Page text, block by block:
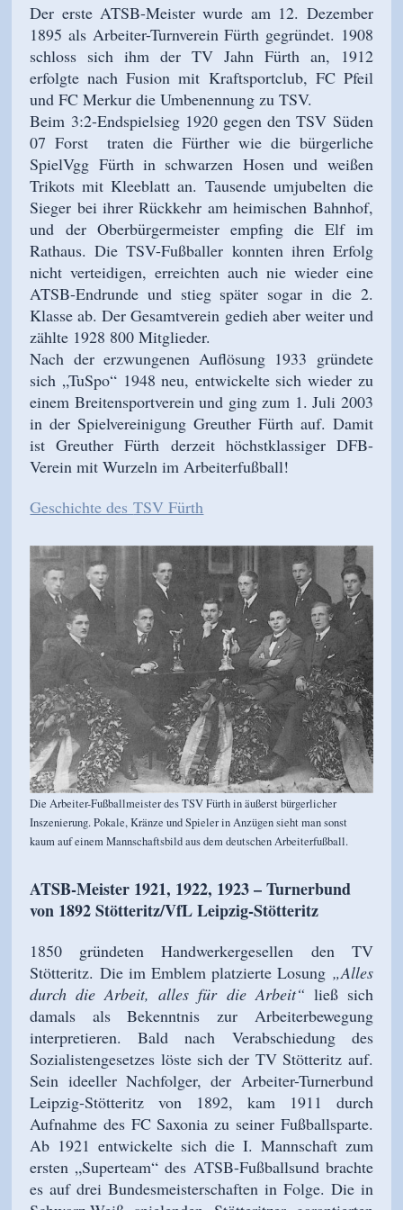
Der erste ATSB-Meister wurde am 12. Dezember
1895 als Arbeiter-Turnverein Fürth gegründet. 1908
schloss sich ihm der TV Jahn Fürth an, 1912
erfolgte nach Fusion mit Kraftsportclub, FC Pfeil
und FC Merkur die Umbenennung zu TSV.
Beim 3:2-Endspielsieg 1920 gegen den TSV Süden
07 Forst traten die Fürther wie die bürgerliche
SpielVgg Fürth in schwarzen Hosen und weißen
Trikots mit Kleeblatt an. Tausende umjubelten die
Sieger bei ihrer Rückkehr am heimischen Bahnhof,
und der Oberbürgermeister empfing die Elf im
Rathaus. Die TSV-Fußballer konnten ihren Erfolg
nicht verteidigen, erreichten auch nie wieder eine
ATSB-Endrunde und stieg später sogar in die 2.
Klasse ab. Der Gesamtverein gedieh aber weiter und
zählte 1928 800 Mitglieder.
Nach der erzwungenen Auflösung 1933 gründete
sich „TuSpo“ 1948 neu, entwickelte sich wieder zu
einem Breitensportverein und ging zum 1. Juli 2003
in der Spielvereinigung Greuther Fürth auf. Damit
ist Greuther Fürth derzeit höchstklassiger DFB-
Verein mit Wurzeln im Arbeiterfußball!
Geschichte desTSV Fürth
Die Arbeiter-Fußballmeister des TSV Fürth in äußerst bürgerlicher
Inszenierung. Pokale, Kränze und Spieler in Anzügen sieht man sonst
kaum auf einem Mannschaftsbild aus dem deutschen Arbeiterfußball.
ATSB-Meister 1921, 1922, 1923 – Turnerbund
von 1892 Stötteritz/VfL Leipzig-Stötteritz
1850 gründeten Handwerkergesellen den TV
Stötteritz. Die im Emblem platzierte Losung „Alles
durch die Arbeit, alles für die Arbeit“ ließ sich
damals als Bekenntnis zur Arbeiterbewegung
interpretieren. Bald nach Verabschiedung des
Sozialistengesetzes löste sich der TV Stötteritz auf.
Sein ideeller Nachfolger, der Arbeiter-Turnerbund
Leipzig-Stötteritz von 1892, kam 1911 durch
Aufnahme des FC Saxonia zu seiner Fußballsparte.
Ab 1921 entwickelte sich die I. Mannschaft zum
ersten „Superteam“ des ATSB-Fußballsund brachte
es auf drei Bundesmeisterschaften in Folge. Die in